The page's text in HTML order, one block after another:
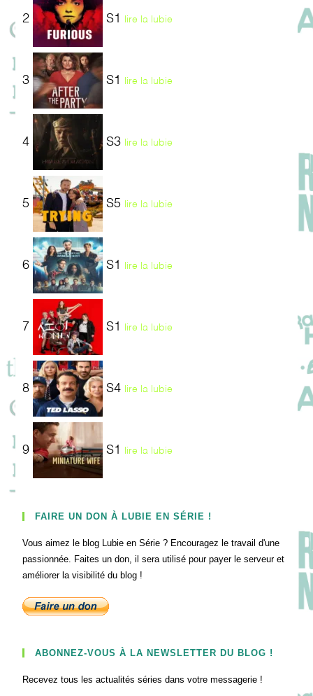
2 S1 lire la lubie
3 S1 lire la lubie
4 S3 lire la lubie
5 S5 lire la lubie
6 S1 lire la lubie
7 S1 lire la lubie
8 S4 lire la lubie
9 S1 lire la lubie
FAIRE UN DON À LUBIE EN SÉRIE !
Vous aimez le blog Lubie en Série ? Encouragez le travail d'une
passionnée. Faites un don, il sera utilisé pour payer le serveur et
améliorer la visibilité du blog !
ABONNEZ-VOUS À LA NEWSLETTER DU BLOG !
Recevez tous les actualités séries dans votre messagerie !